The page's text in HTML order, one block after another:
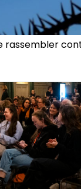
rassembler